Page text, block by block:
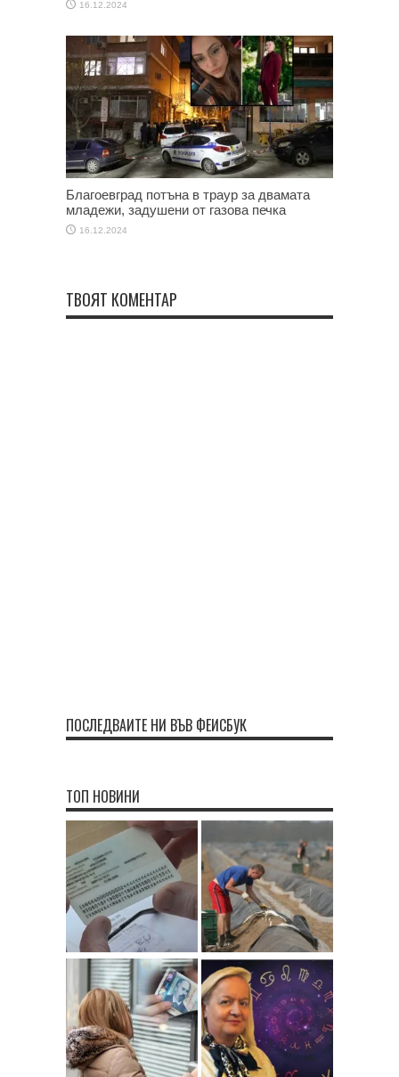
16.12.2024
Благоевград потъна в траур за двамата
младежи, задушени от газова печка
16.12.2024
ТВОЯТ КОМЕНТАР
ПОСЛЕДВАЙТЕ НИ ВЪВ ФЕЙСБУК
ТОП НОВИНИ